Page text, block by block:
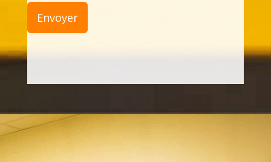
Envoyer